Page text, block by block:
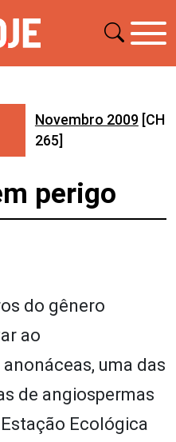
Novembro 2009[CH
265]
perigo
do gênero
ao
uma das
de angiospermas
Ecológica